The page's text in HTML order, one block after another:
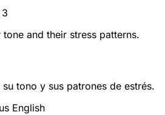
and their stress patterns.
tono y sus patrones de estrés.
English